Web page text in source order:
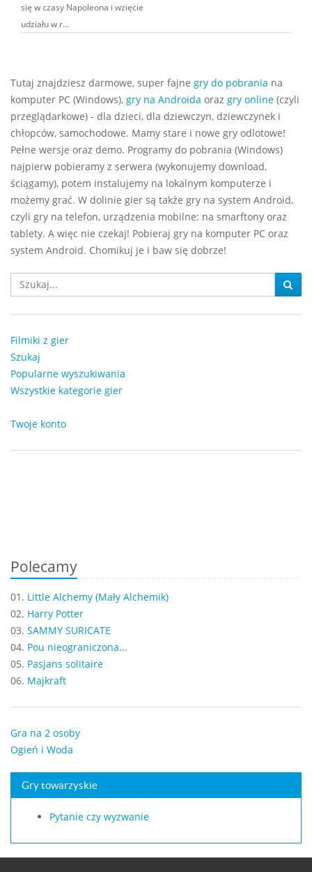
się w czasy Napoleona i wzięcie
udziału w r...
Tutaj znajdziesz darmowe, super fajne gry do pobrania na
komputer PC (Windows), gry na Androida oraz gry online (czyli
przeglądarkowe) - dla dzieci, dla dziewczyn, dziewczynek i
chłopców, samochodowe. Mamy stare i nowe gry odlotowe!
Pełne wersje oraz demo. Programy do pobrania (Windows)
najpierw pobieramy z serwera (wykonujemy download,
ściągamy), potem instalujemy na lokalnym komputerze i
możemy grać. W dolinie gier są także gry na system Android,
czyli gry na telefon, urządzenia mobilne: na smarftony oraz
tablety. A więc nie czekaj! Pobieraj gry na komputer PC oraz
system Android. Chomikuj je i baw się dobrze!
Filmiki z gier
Szukaj
Popularne wyszukiwania
Wszystkie kategorie gier
Twoje konto
Polecamy
01. Little Alchemy (Mały Alchemik)
02. Harry Potter
03. SAMMY SURICATE
04. Pou nieograniczona...
05. Pasjans solitaire
06. Majkraft
Gra na 2 osoby
Ogień i Woda
Gry towarzyskie
Pytanie czy wyzwanie